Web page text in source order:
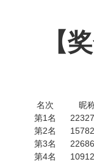
【
名次 昵
第1名
第2名
第3名
第4名